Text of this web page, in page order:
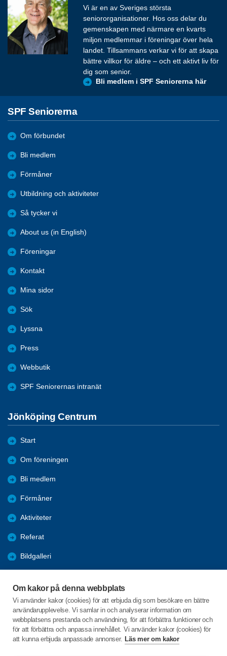
Om kakor på denna webbplats
Vi använder kakor (cookies) för att erbjuda dig som besökare en bättre
användarupplevelse. Vi samlar in och analyserar information om
webbplatsens prestanda och användning, för att förbättra funktioner och
för att förbättra och anpassa innehållet. Vi använder kakor (cookies) för
att kunna erbjuda anpassade annonser. Läs mer om kakor
Vi är en av Sveriges största
seniororganisationer. Hos oss delar du
gemenskapen med närmare en kvarts
miljon medlemmar i föreningar över hela
landet. Tillsammans verkar vi för att skapa
bättre villkor för äldre – och ett aktivt liv för
dig som senior.
Bli medlem i SPF Seniorerna här
SPF Seniorerna
Om förbundet
Bli medlem
Förmåner
Utbildning och aktiviteter
Så tycker vi
About us (in English)
Föreningar
Kontakt
Mina sidor
Sök
Lyssna
Press
Webbutik
SPF Seniorernas intranät
Jönköping Centrum
Start
Om föreningen
Bli medlem
Förmåner
Aktiviteter
Referat
Bildgalleri
Engagera DIG i vår förening
C/o:Lennart Lööw